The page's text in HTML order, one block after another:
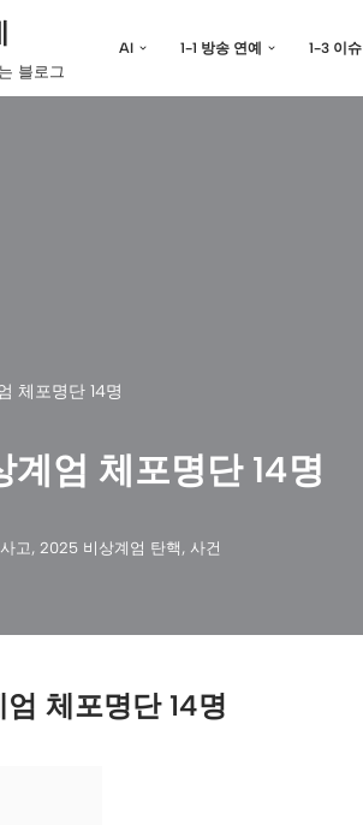
블로그
AI 1-1 방송 연예 1-3 이슈
체포명단 14명
계엄 체포명단 14명
고, 2025 비상계엄 탄핵 , 사건
체포명단 14명